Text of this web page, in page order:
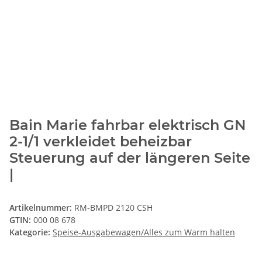
Bain Marie fahrbar elektrisch GN
2-1/1 verkleidet beheizbar
Steuerung auf der längeren Seite
|
Artikelnummer: RM-BMPD 2120 CSH
GTIN: 000 08 678
Kategorie: Speise-Ausgabewagen/Alles zum Warm halten